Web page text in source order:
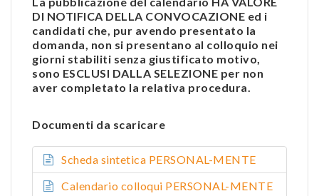
DI NOTIFICA DELLA CONVOCAZIONE ed i
candidati che, pur avendo presentato la
domanda, non si presentano al colloquio nei
giorni stabiliti senza giustificato motivo,
sono ESCLUSI DALLA SELEZIONE per non
aver completato la relativa procedura.
Documenti da scaricare
Scheda sintetica PERSONAL-MENTE
Calendario colloqui PERSONAL-MENTE